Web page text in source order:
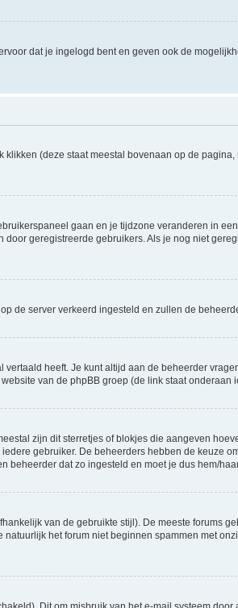
dat je ingelogd bent en geven ook de
klikken (deze staat meestal bovenaan op de
gaan en je tijdzone veranderen in
geregistreerde gebruikers. Als je nog niet
de server verkeerd ingesteld en zullen de
heeft. Je kunt altijd aan de beheerder
van de phpBB groep (de link staat onderaan
zijn dit sterretjes of blokjes die aangeven
gebruiker. De beheerders hebben de keuze
dat zo ingesteld en moet je dus hem/
van de gebruikte stijl). De meeste forums
het forum niet beginnen spammen met